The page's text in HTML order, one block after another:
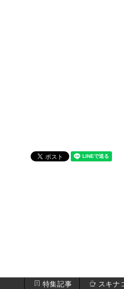
特集記事 スキナ